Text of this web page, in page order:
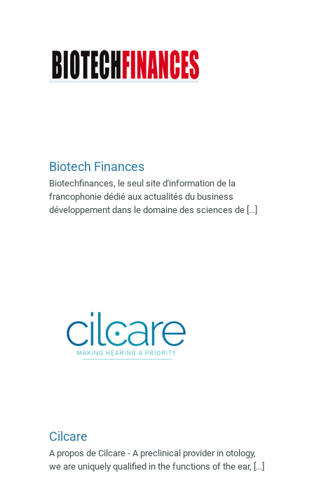
Biotech Finances
Biotechfinances, le seul site d'information de la
francophonie dédié aux actualités du business
développement dans le domaine des sciences de [...]
Exposant 2022 Exposant 2023
Exposant 2024 Exposant 2025
Village AFSSI 2019 Village
AFSSI 2022 Village AFSSI 2023
Cilcare
A propos de Cilcare - A preclinical provider in otology,
we are uniquely qualified in the functions of the ear, [...]
Exposant 2018 Exposants 2019